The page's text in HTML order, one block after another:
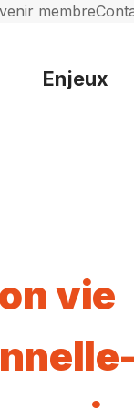
membre
Enjeux
vie